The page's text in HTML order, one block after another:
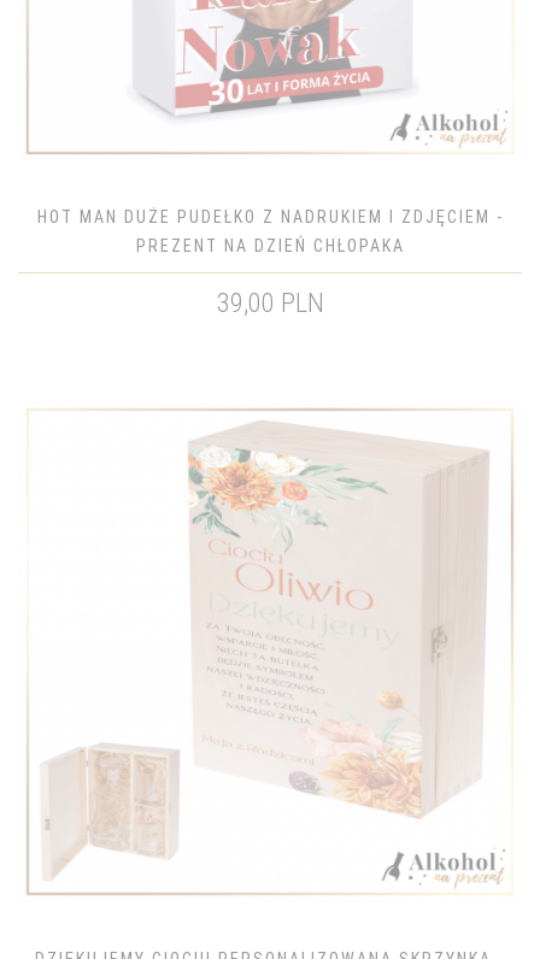
HOT MAN DUŻE PUDEŁKO Z NADRUKIEM I ZDJĘCIEM -
PREZENT NA DZIEŃ CHŁOPAKA
39,00 PLN